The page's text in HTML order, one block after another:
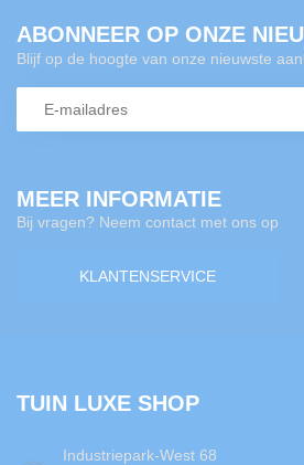
MEER INFORMATIE
Bij vragen? Neem contact met ons op
KLANTENSERVICE
ABONNEER OP ONZE
Blijf op de hoogte van onze nieuwste
TUIN LUXE SHOP
Industriepark-West 68